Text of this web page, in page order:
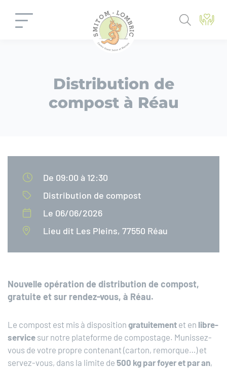
Distribution de
compost à Réau
De 09:00 à 12:30
Distribution de compost
Le 06/06/2026
Lieu dit Les Pleins, 77550 Réau
Nouvelle opération de distribution de compost,
gratuite et sur rendez-vous, à Réau.
Le compost est mis à disposition gratuitement et en libre-
service sur notre plateforme de compostage. Munissez-
vous de votre propre contenant (carton, remorque…) et
servez-vous, dans la limite de 500 kg par foyer et par an,